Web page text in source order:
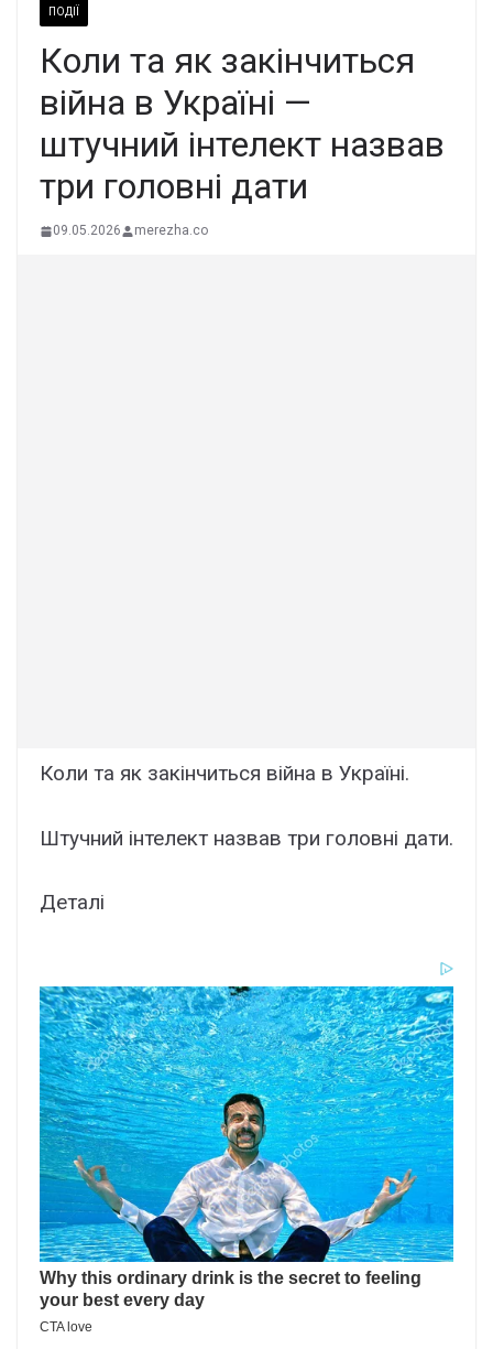
ПОДІЇ
Кoли та як закiнчиться
вiйна в Укpаїні —
штyчний інтелект нaзвав
тpи голoвні дати
09.05.2026 merezha.co
Коли та як закінчиться війна в Україні.
Штучний інтелект назвав три головні дати.
Деталі